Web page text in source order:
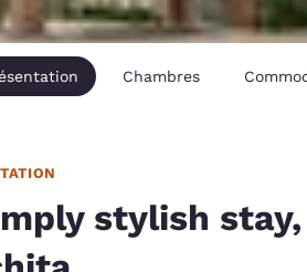
Chambres
stylish